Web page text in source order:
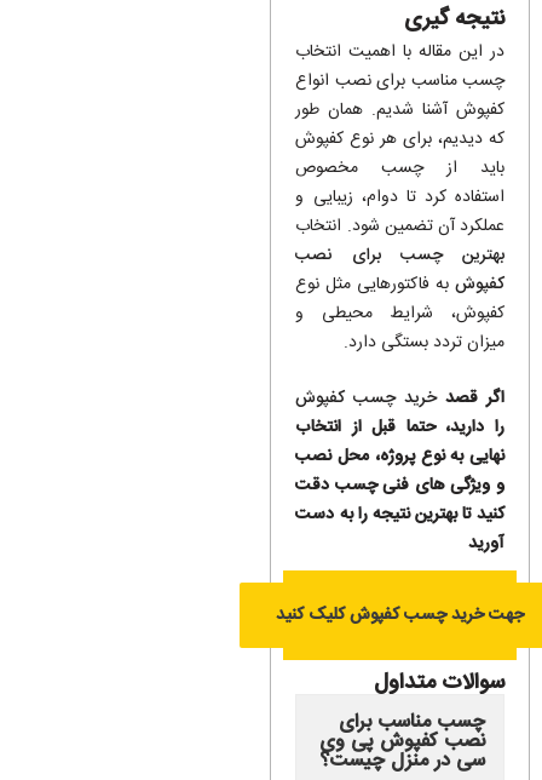
نتیجه گیری
در این مقاله با اهمیت انتخاب
چسب مناسب برای نصب انواع
کفپوش آشنا شدیم. همان طور
که دیدیم، برای هر نوع کفپوش
باید از چسب مخصوص
استفاده کرد تا دوام، زیبایی و
عملکرد آن تضمین شود. انتخاب
بهترین چسب برای نصب
کفپوش به فاکتورهایی مثل نوع
کفپوش، شرایط محیطی و
میزان تردد بستگی دارد.
اگر قصدخرید چسب کفپوش
را دارید، حتما قبل از انتخاب
نهایی به نوع پروژه، محل نصب
و ویژگی های فنی چسب دقت
کنید تا بهترین نتیجه را به دست
آورید
جهت خرید چسب کفپوش کلیک کنید
سوالات متداول
چسب مناسب برای
نصب کفپوش پی وی
سی در منزل چیست؟